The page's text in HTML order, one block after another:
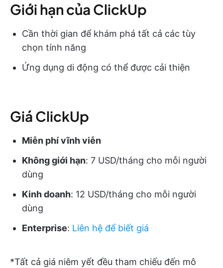
Giới hạn của ClickUp
Cần thời gian để khám phá tất cả các tùy
chọn tính năng
Ứng dụng di động có thể được cải thiện
Giá ClickUp
Miễn phí vĩnh viễn
Không giới hạn: 7 USD/tháng cho mỗi người
dùng
Kinh doanh: 12 USD/tháng cho mỗi người
dùng
Enterprise: Liên hệ để biết giá
*Tất cả giá niêm yết đều tham chiếu đến mô